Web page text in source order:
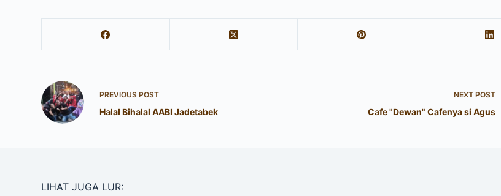
PREVIOUSPOST
Halal Bihalal AABI Jadetabek
NEXT POST
Cafe "Dewan" Cafenya si Agus
LIHAT JUGA LUR: